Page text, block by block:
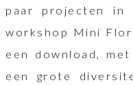
paar projecten
workshop Mini
een download,
een grote